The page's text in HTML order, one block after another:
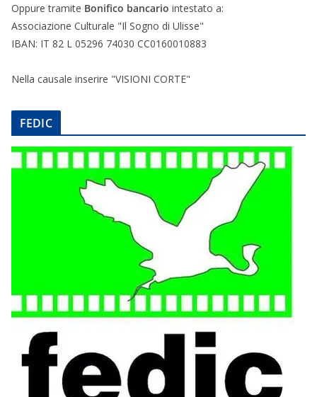
Oppure tramite Bonifico bancario intestato a:
Associazione Culturale "Il Sogno di Ulisse"
IBAN: IT 82 L 05296 74030 CC0160010883
Nella causale inserire "VISIONI CORTE"
FEDIC